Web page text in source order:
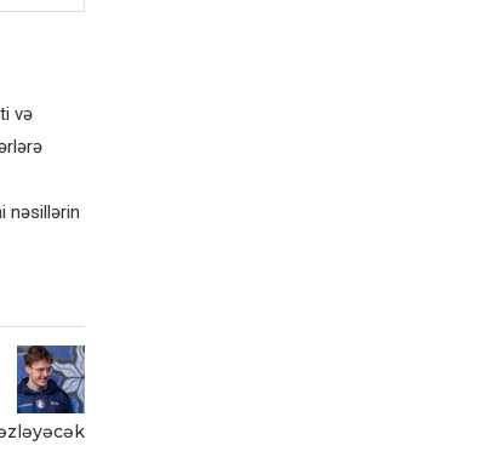
və
nəsillərin